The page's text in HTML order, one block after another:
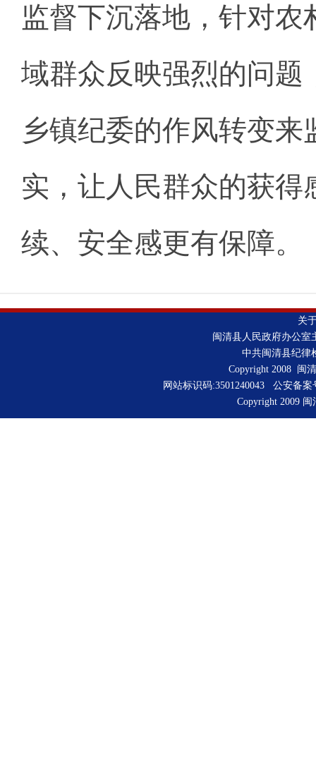
监督下沉落地，针对农
域群众反映强烈的问题
乡镇纪委的作风转变
实，让人民群众的获
续、安全感更有保障。
关
闽清县人民政府办公
中共闽清县纪
Copyright 2008 闽
网站标识码:3501240043 公安备案
Copyright 2009